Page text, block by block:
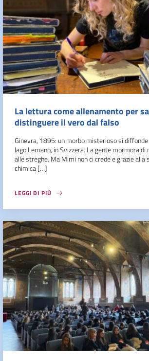
La lettura come allenamento per
distinguere il vero dal falso
Ginevra, 1895: un morbo misterioso si diffonde
lago Lemano, in Svizzera. La gente mormora di
alle streghe. Ma Mimi non ci crede e grazie alla
chimica […]
LEGGI DI PIÙ